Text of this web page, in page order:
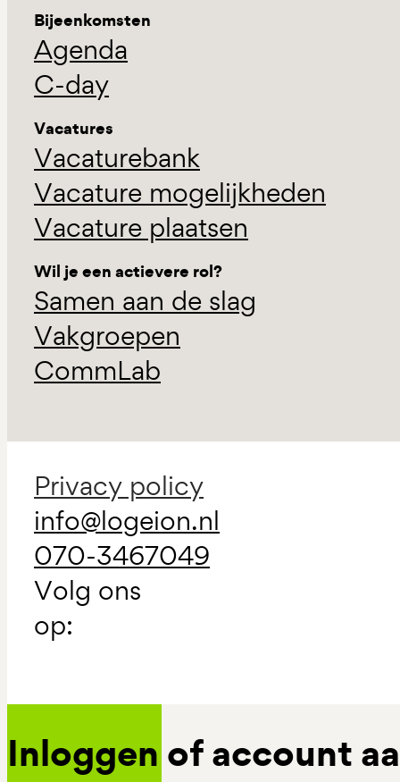
Bijeenkomsten
Agenda
C-day
Vacatures
Vacaturebank
Vacature mogelijkheden
Vacature plaatsen
Wil je een actievere rol?
Samen aan de slag
Vakgroepen
CommLab
Privacy policy
info@logeion.nl
070-3467049
Volg ons
op:
Inloggen of account